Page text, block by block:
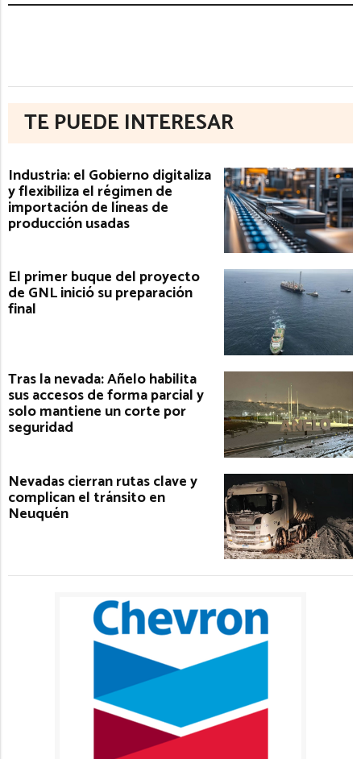
TE PUEDE INTERESAR
Industria: el Gobierno digitaliza
y flexibiliza el régimen de
importación de líneas de
producción usadas
El primer buque del proyecto
de GNL inició su preparación
final
Tras la nevada: Añelo habilita
sus accesos de forma parcial y
solo mantiene un corte por
seguridad
Nevadas cierran rutas clave y
complican el tránsito en
Neuquén